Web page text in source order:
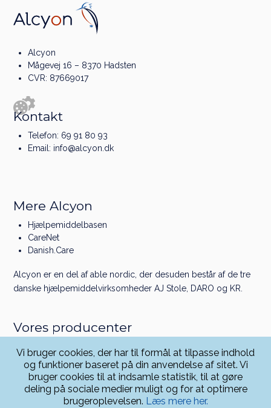
Alcyon
Mågevej 16 – 8370 Hadsten
CVR: 87669017
Kontakt
Telefon: 69 91 80 93
Email: info@alcyon.dk
Mere Alcyon
Hjælpemiddelbasen
CareNet
Danish.Care
Alcyon er en del afable nordic , der desuden består af de tre
danske hjælpe­middel­virksomhederAJ Stole DARO og KR
Vores producenter
Greiner
Physionova
Rollz
Mühle Müller
Vi bruger cookies, der har til formål at tilpasse indhold
og funktioner baseret på din anvendelse af sitet. Vi
bruger cookies til at indsamle statistik, til at gøre
deling på sociale medier muligt og for at optimere
brugeroplevelsen. Læs mere her.